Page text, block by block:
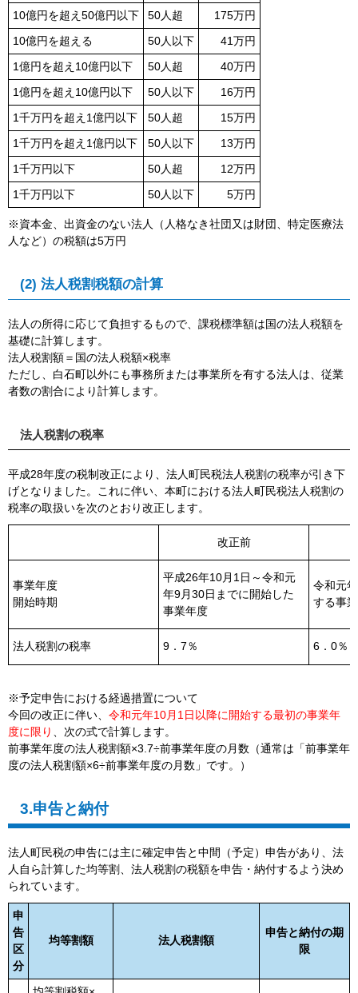
10億円を超え50億円以下
50人超
175万円
10億円を超える
50人以下
41万円
1億円を超え10億円以下
50人超
40万円
1億円を超え10億円以下
50人以下
16万円
1千万円を超え1億円以下
50人超
15万円
1千万円を超え1億円以下
50人以下
13万円
1千万円以下
50人超
12万円
1千万円以下
50人以下 5万円
※資本金、出資金のない法人（人格なき社団又は財団、特定医療法
人など）の税額は5万円
(2) 法人税割税額の計算
法人の所得に応じて負担するもので、課税標準額は国の法人税額を
基礎に計算します。
法人税割額＝国の法人税額×税率
ただし、白石町以外にも事務所または事業所を有する法人は、従業
者数の割合により計算します。
法人税割の税率
平成28年度の税制改正により、法人町民税法人税割の税率が引き下
げとなりました。これに伴い、本町における法人町民税法人税割の
税率の取扱いを次のとおり改正します。
改正前
事業年度
開始時期
平成26年10月1日～令和元
年9月30日までに開始した
事業年度
令和元
する事
法人税割の税率 9．7％ 6．0％
※予定申告における経過措置について
今回の改正に伴い、 令和元年10月1日以降に開始する最初の事業年
度に限り
、次の式で計算します。
前事業年度の法人税割額×3.7÷前事業年度の月数（通常は「前事業年
度の法人税割額×6÷前事業年度の月数」です。）
3.申告と納付
法人町民税の申告には主に確定申告と中間（予定）申告があり、法
人自ら計算した均等割、法人税割の税額を申告・納付するよう決め
られています。
申
告
区
分
均等割額 法人税割額
申告と納付の期
限